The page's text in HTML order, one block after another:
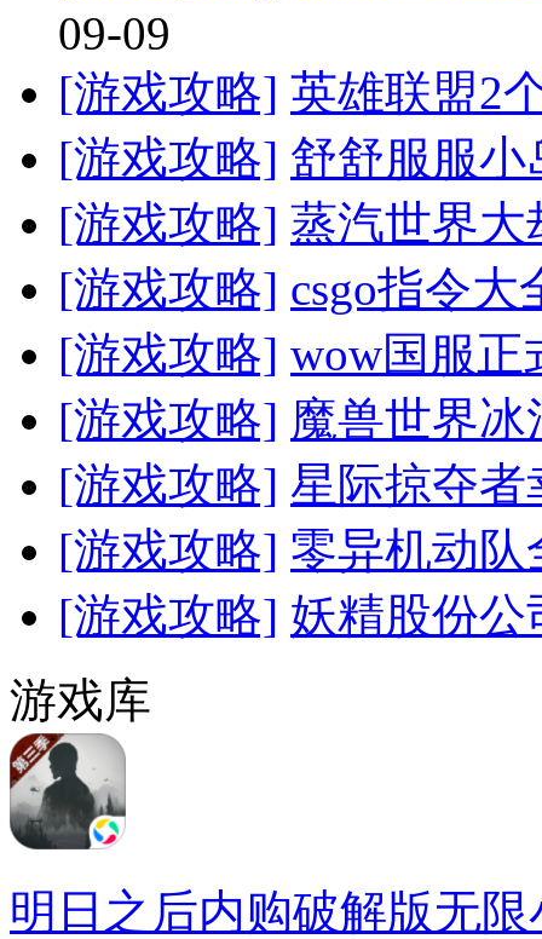
09-09
[游戏攻略] 英雄联盟2
[游戏攻略] 舒舒服服
[游戏攻略] 蒸汽世界大
[游戏攻略] csgo指令大
[游戏攻略] wow国服正
[游戏攻略] 魔兽世界
[游戏攻略] 星际掠夺者
[游戏攻略] 零异机动队
[游戏攻略] 妖精股份
游戏库
明日之后内购破解版无限